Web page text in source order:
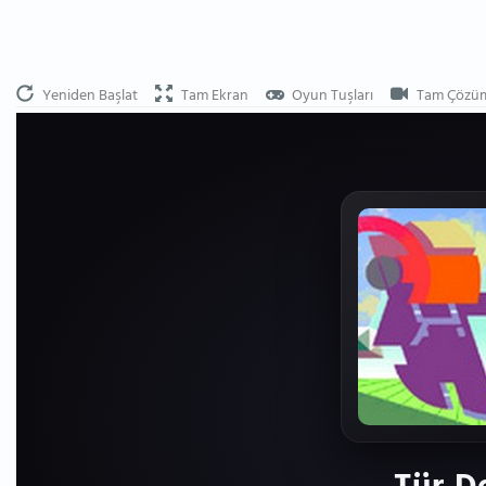
Yeniden Başlat Tam Ekran Oyun Tuşları Tam